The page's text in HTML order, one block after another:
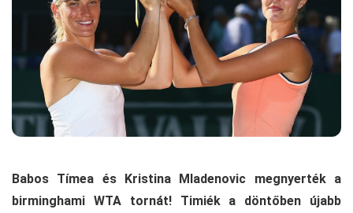
Babos Tímea és Kristina Mladenovic megnyerték a
birminghami WTA tornát! Timiék a döntőben újabb